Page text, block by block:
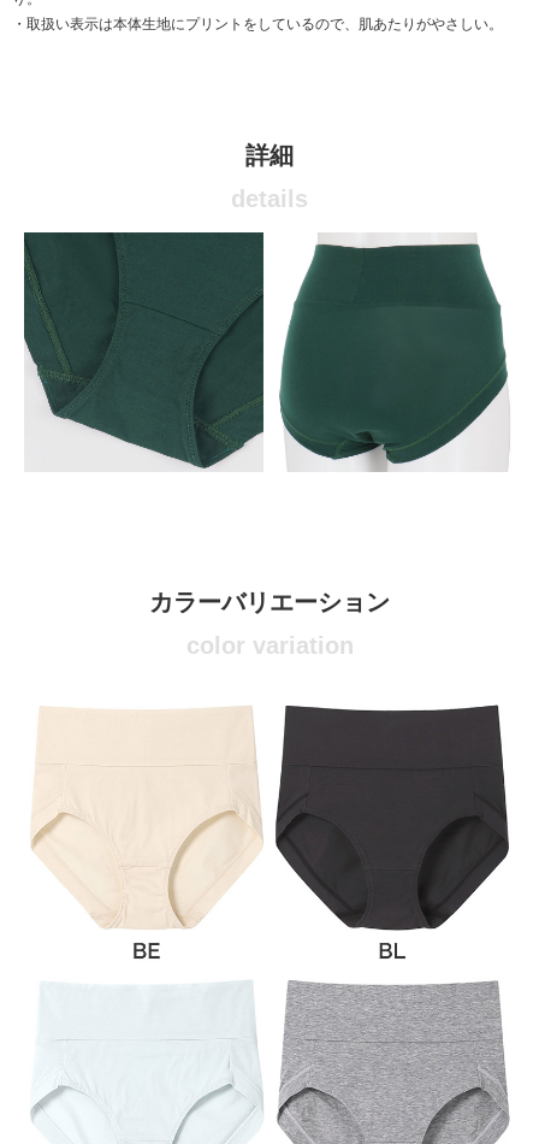
・取扱い表示は本体生地にプリントをしているので、肌あたりがやさしい。
詳細
details
カラーバリエーション
color variation